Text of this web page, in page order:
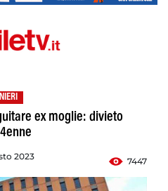
ex moglie: divieto
2023
7447